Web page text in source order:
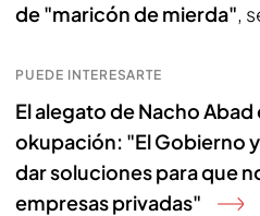
de "maricón de mierda",
PUEDE INTERESARTE
El alegato de Nacho
okupación: "El Gobierno
dar soluciones para que
empresas privadas"